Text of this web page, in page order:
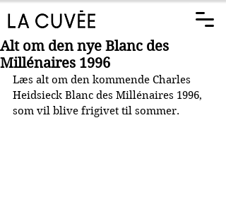
Alt om den nye Blanc des
Millénaires 1996
Læs alt om den kommende Charles
Heidsieck Blanc des Millénaires 1996,
som vil blive frigivet til sommer.